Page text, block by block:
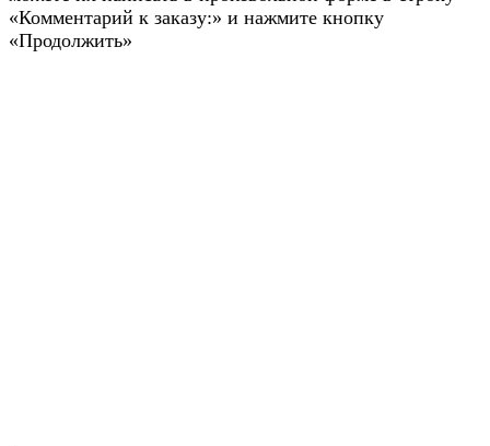
«Комментарий к заказу:» и нажмите кнопку
«Продолжить»